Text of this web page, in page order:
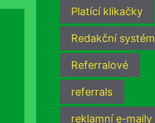
Platící klikačky
Redakční systém
Referralové
referrals
reklamní e-maily